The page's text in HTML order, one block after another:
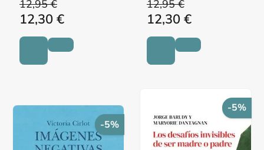
12,95 €
12,30 €
12,95 €
12,30 €
-5%
-5%